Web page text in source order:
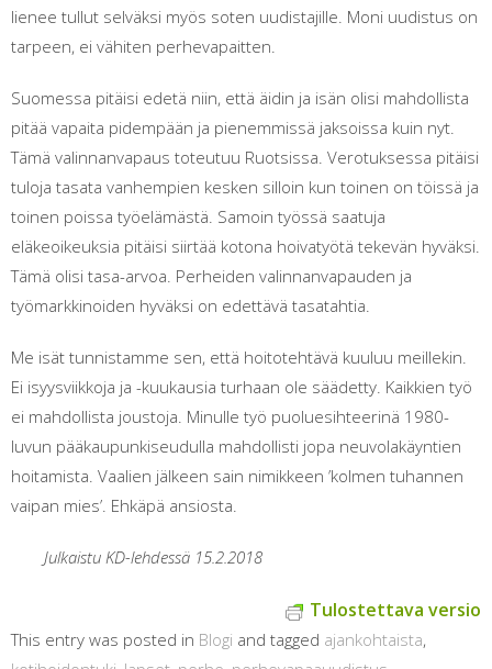
lienee tullut selväksi myös soten uudistajille. Moni uudistus on
tarpeen, ei vähiten perhevapaitten.
Suomessa pitäisi edetä niin, että äidin ja isän olisi mahdollista
pitää vapaita pidempään ja pienemmissä jaksoissa kuin nyt.
Tämä valinnanvapaus toteutuu Ruotsissa. Verotuksessa pitäisi
tuloja tasata vanhempien kesken silloin kun toinen on töissä ja
toinen poissa työelämästä. Samoin työssä saatuja
eläkeoikeuksia pitäisi siirtää kotona hoivatyötä tekevän hyväksi.
Tämä olisi tasa-arvoa. Perheiden valinnanvapauden ja
työmarkkinoiden hyväksi on edettävä tasatahtia.
Me isät tunnistamme sen, että hoitotehtävä kuuluu meillekin.
Ei isyysviikkoja ja -kuukausia turhaan ole säädetty. Kaikkien työ
ei mahdollista joustoja. Minulle työ puoluesihteerinä 1980-
luvun pääkaupunkiseudulla mahdollisti jopa neuvolakäyntien
hoitamista. Vaalien jälkeen sain nimikkeen ’kolmen tuhannen
vaipan mies’. Ehkäpä ansiosta.
Julkaistu KD-lehdessä 15.2.2018
Tulostettava versio
This entry was posted in Blogi and tagged ajankohtaista,